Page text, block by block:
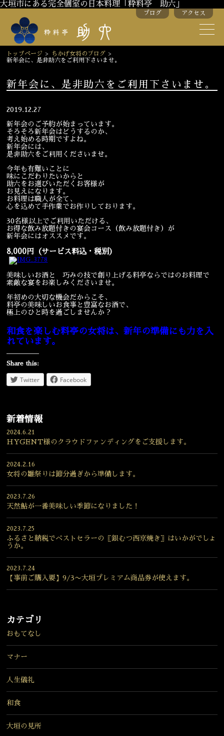
大垣市にある完全個室の日本料理「粋料亭 助六」
ブログ アクセス
トップページ > ちかげ女将のブログ >
新年会に、是非助六をご利用下さいませ。
新年会に、是非助六をご利用下さいませ。
2019.12.27
新年会のご予約が始まっています。
そろそろ新年会はどうするのか、
考え始める時期ですよね。
新年会には、
是非助六をご利用くださいませ。
今年も有難いことに
味にこだわりたいからと
助六をお選びいただくお客様が
お見えになります。
お料理は職人が全て、
心を込めて手作業でお作りしております。
30名様以上でご利用いただける、
お得な飲み放題付きの宴会コース（飲み放題付き）が
新年会にはオススメです。
8,000円（サービス料込・税別）
美味しいお酒と 巧みの技で創り上げる料亭ならではのお料理で
素敵な宴をお楽しみくださいませ。
年初めの大切な機会だからこそ、
料亭の美味しいお食事と豊富なお酒で、
極上のひと時を過ごしませんか？
和食を楽しむ料亭の女将は、新年の準備にも力を入
れています。
Share this:
Twitter Facebook
新着情報
2024.6.21
HYGENT様のクラウドファンディングをご支援します。
2024.2.16
女将の雛祭りは節分過ぎから準備します。
2023.7.26
天然鮎が一番美味しい季節になりました！
2023.7.25
ふるさと納税でベストセラーの〖銀むつ西京焼き〗はいかがでしょ
うか。
2023.7.24
【事前ご購入要】9/3〜大垣プレミアム商品券が使えます。
カテゴリ
おもてなし
マナー
人生儀礼
和食
大垣の見所
スタッフ紹介
お部屋のご紹介
結婚式・披露宴
ご接待 法要
慶事 お顔合わせ
宴会